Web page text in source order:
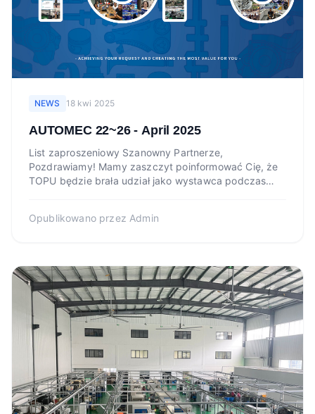
NEWS 18 kwi 2025
AUTOMEC 22~26 - April 2025
List zaproszeniowy Szanowny Partnerze,
Pozdrawiamy! Mamy zaszczyt poinformować Cię, że
TOPU będzie brała udział jako wystawca podczas
Opublikowano przez Admin